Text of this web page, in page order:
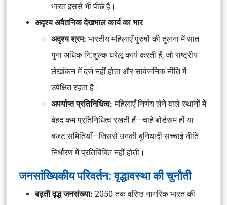
भारत इससे भी पीछे है।
अदृश्य अवैतनिक देखभाल कार्य का भार
अदृश्य श्रम: भारतीय महिलाएँ पुरुषों की तुलना मेंसात
गुना अधिक नि:शुल्क घरेलू कार्यकरती हैं, जोराष्ट्रीय
लेखांकन में दर्ज नहींहोता औरसार्वजनिक नीति में
उपेक्षितरहता है।
अपर्याप्त प्रतिनिधित्व:महिलाएँनिर्णय लेने वाले स्थानोंमें
बेहद कम प्रतिनिधित्व रखती हैं—चाहे बोर्डरूम हों या
बजट समितियाँ—जिससे उनकी बुनियादी सच्चाई नीति
निर्धारण में प्रतिबिंबित नहीं होती।
जनसांख्यिकीय परिवर्तन: वृद्धावस्था की चुनौती
बढ़ती वृद्ध जनसंख्या: 2050 तक वरिष्ठ नागरिकभारत की